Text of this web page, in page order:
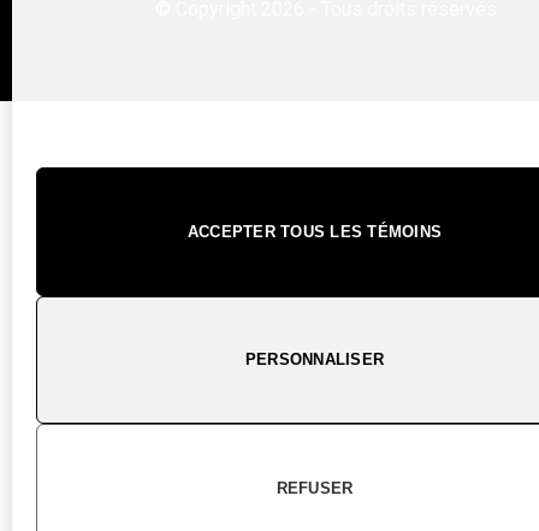
ACCEPTER TOUS LES TÉMOINS
PERSONNALISER
REFUSER